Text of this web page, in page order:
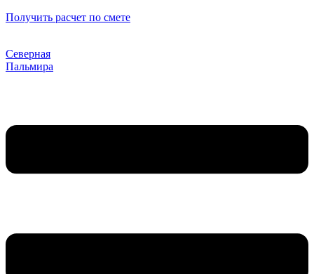
Получить расчет по смете
Северная
Пальмира